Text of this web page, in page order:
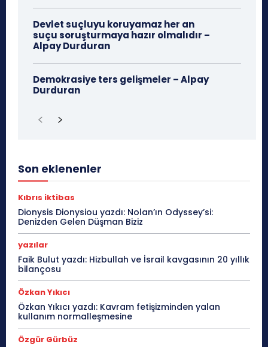
Devlet suçluyu koruyamaz her an
suçu soruşturmaya hazır olmalıdır –
Alpay Durduran
Demokrasiye ters gelişmeler – Alpay
Durduran
Son eklenenler
Kıbrıs iktibas
Dionysis Dionysiou yazdı: Nolan’ın Odyssey’si:
Denizden Gelen Düşman Biziz
yazılar
Faik Bulut yazdı: Hizbullah ve İsrail kavgasının 20 yıllık
bilançosu
Özkan Yıkıcı
Özkan Yıkıcı yazdı: Kavram fetişizminden yalan
kullanım normalleşmesine
Özgür Gürbüz